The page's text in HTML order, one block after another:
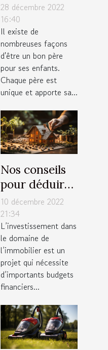
père pour ses
enfants ?
28 décembre 2022
16:40
Il existe de
nombreuses façons
d'être un bon père
pour ses enfants.
Chaque père est
unique et apporte sa...
Nos conseils
pour déduire
facilement
votre capacité
d’emprunt
immobilier
10 décembre 2022
21:34
L’investissement dans
le domaine de
l’immobilier est un
projet qui nécessite
d’importants budgets
financiers...